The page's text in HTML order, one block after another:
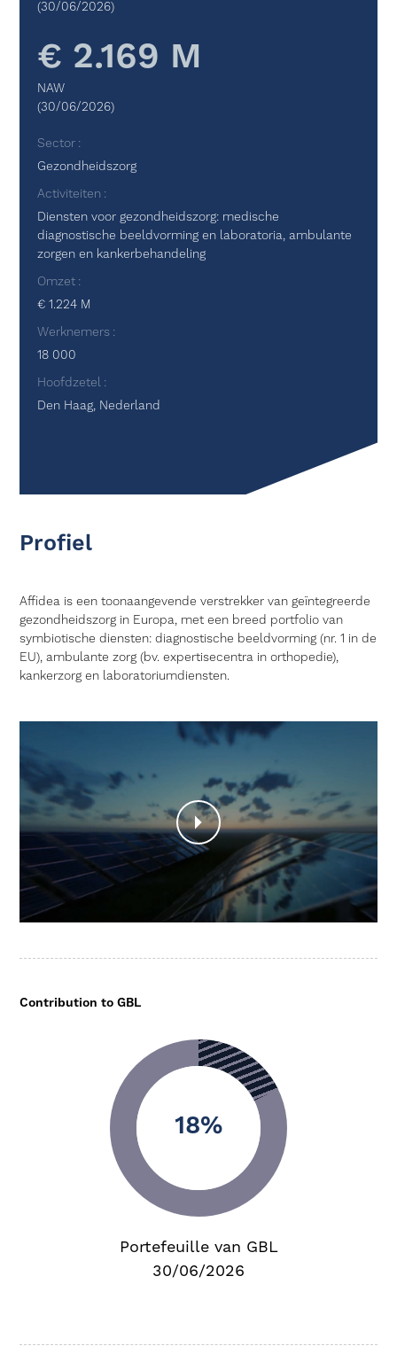
(30/06/2026)
NAW
(30/06/2026)
€ 2.169 M
Sector
Gezondheidszorg
Activiteiten
Diensten voor gezondheidszorg: medische
diagnostische beeldvorming en laboratoria, ambulante
zorgen en kankerbehandeling
Omzet
€ 1.224 M
Werknemers
18 000
Hoofdzetel
Den Haag, Nederland
Profiel
Affidea is een toonaangevende verstrekker van geïntegreerde
gezondheidszorg in Europa, met een breed portfolio van
symbiotische diensten: diagnostische beeldvorming (nr. 1 in de
EU), ambulante zorg (bv. expertisecentra in orthopedie),
kankerzorg en laboratoriumdiensten.
Contribution to GBL
18%
Portefeuille van GBL
30/06/2026